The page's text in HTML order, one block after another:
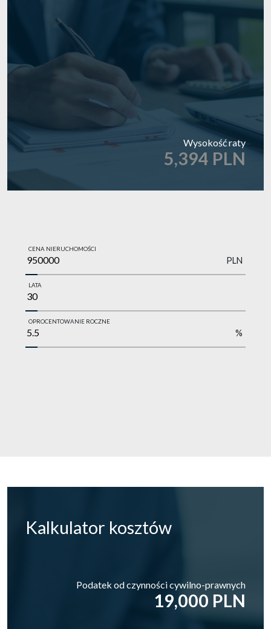
Wysokość raty
5,394 PLN
CENA NIERUCHOMOŚCI
PLN
LATA
OPROCENTOWANIE ROCZNE
%
Kalkulator kosztów
Podatek od czynności cywilno-prawnych
19,000 PLN